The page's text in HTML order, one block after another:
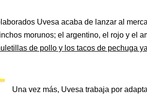
Uvesa acaba de lanzar al
morunos; el argentino, el rojo y el
de pollo y los tacos de pechuga
Una vez más, Uvesa trabaja por